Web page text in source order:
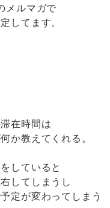
メルマガで
してます。
在時間は
か教えてくれる。
していると
してしまうし
定が変わってしまう